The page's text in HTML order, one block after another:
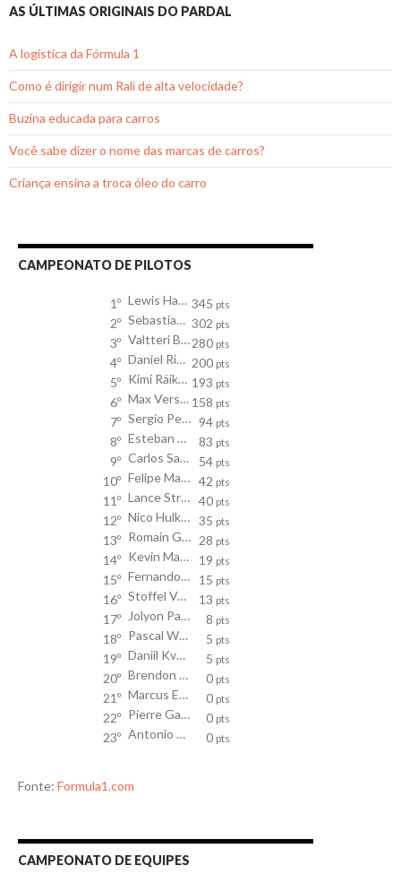
AS ÚLTIMAS ORIGINAIS DO PARDAL
A logística da Fórmula 1
Como é dirigir num Rali de alta velocidade?
Buzina educada para carros
Você sabe dizer o nome das marcas de carros?
Criança ensina a troca óleo do carro
CAMPEONATO DE PILOTOS
1º Lewis Hamilton 345 pts
2º Sebastian Vettel 302 pts
3º Valtteri Bottas280 pts
4º Daniel Ricciardo 200 pts
5º Kimi Räikkönen 193 pts
6º Max Verstappen 158 pts
7º Sergio Perez 94 pts
8º Esteban Ocon 83 pts
9º Carlos Sainz 54 pts
10º Felipe Massa 42 pts
11º Lance Stroll 40 pts
12º Nico Hulkenberg 35 pts
13º Romain Grosjean 28 pts
14º Kevin Magnussen 19 pts
15º Fernando Alonso 15 pts
16º Stoffel Vandoorne 13 pts
17º Jolyon Palmer 8 pts
18º Pascal Wehrlein 5 pts
19º Daniil Kvyat 5 pts
20º Brendon Hartley 0 pts
21º Marcus Ericsson 0 pts
22º Pierre Gasly 0 pts
23º Antonio Giovinazzi 0 pts
Fonte: Formula1.com
CAMPEONATO DE EQUIPES